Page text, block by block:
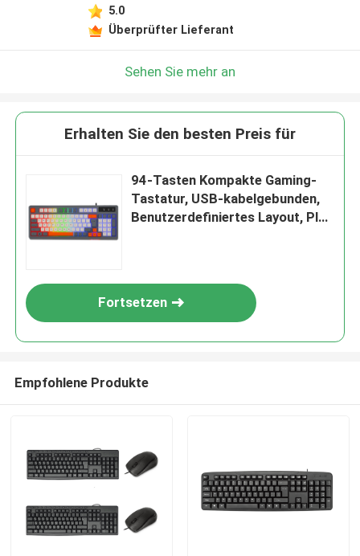
5.0
Überprüfter Lieferant
Sehen Sie mehr an
Erhalten Sie den besten Preis für
94-Tasten Kompakte Gaming-
Tastatur, USB-kabelgebunden,
Benutzerdefiniertes Layout, Plug
Fortsetzen
Empfohlene Produkte